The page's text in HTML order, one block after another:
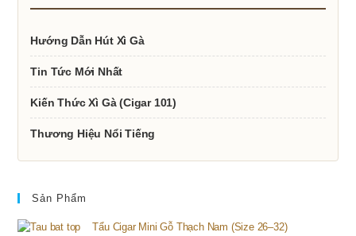
Hướng Dẫn Hút Xì Gà
Tin Tức Mới Nhất
Kiến Thức Xì Gà (Cigar 101)
Thương Hiệu Nổi Tiếng
Sản Phẩm
Tẩu Cigar Mini Gỗ Thạch Nam (Size 26–32)